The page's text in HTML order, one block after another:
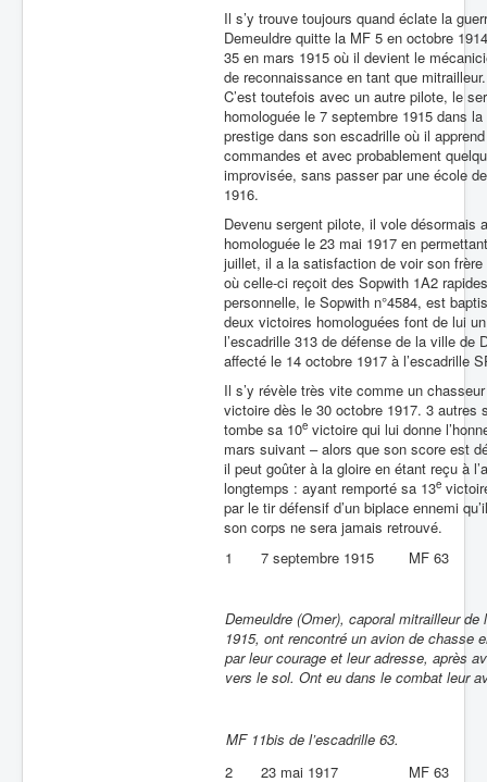
Il s’y trouve toujours quand éclate la
Demeuldre quitte la MF 5 en octobre
35 en mars 1915 où il devient le
de reconnaissance en tant que
C’est toutefois avec un autre pilote, le
homologuée le 7 septembre 1915 dans
prestige dans son escadrille où il
commandes et avec probablement
improvisée, sans passer par une école
1916.
Devenu sergent pilote, il vole désormais
homologuée le 23 mai 1917 en
juillet, il a la satisfaction de voir son
où celle-ci reçoit des Sopwith 1A2
personnelle, le Sopwith n°4584, est
deux victoires homologuées font de lui
l’escadrille 313 de défense de la ville de
affecté le 14 octobre 1917 à l’escadrille
Il s’y révèle très vite comme un
victoire dès le 30 octobre 1917. 3 autres
tombe sa 10e victoire qui lui donne
mars suivant – alors que son score est
il peut goûter à la gloire en étant reçu à
longtemps : ayant remporté sa 13e
par le tir défensif d’un biplace ennemi
son corps ne sera jamais retrouvé.
1
7 septembre 1915 MF 63
Demeuldre (Omer), caporal mitrailleur
1915, ont rencontré un avion de chasse
par leur courage et leur adresse, après
vers le sol. Ont eu dans le combat leur
MF 11bis de l’escadrille 63.
2
23 mai 1917 MF 63